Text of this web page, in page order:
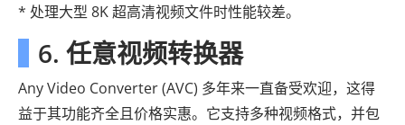
* 处理大型 8K 超高清视频文件时性能较差。
6. 任意视频转换器
Any Video Converter (AVC) 多年来一直备受欢迎，这得
益于其功能齐全且价格实惠。它支持多种视频格式，并包